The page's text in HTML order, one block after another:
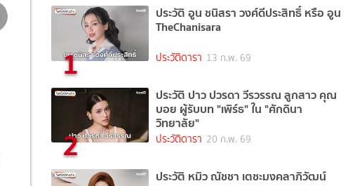
1
ประวัติ อูน ชนิสรา วงศ์ดีประสิทธิ์ หรือ อูน
TheChanisara
ประวัติดารา 13 ก.พ. 69
2
ประวัติ ปาว ปวรดา วีรวรรณ ลูกสาว คุณ
บอย ผู้รับบท "เพิร์ธ" ใน "ศักดินา
วิทยาลัย"
ประวัติดารา 20 ก.พ. 69
ประวัติ หมิว ณัชชา เตชะมงคลาภิวัฒน์